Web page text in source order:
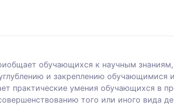
обучающихся к научным знаниям,
и закреплению
практические умения обучающихся в
того или иного вида